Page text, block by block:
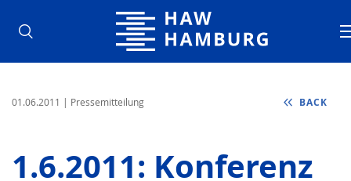
Hamburg University of Applied
01.06.2011 | Pressemitteilung BACK
1.6.2011: Konferenz